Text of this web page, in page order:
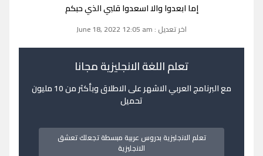
إما ابعدوا والا اسعدوا قلبي الذي حبكم
اخر تعديل : June 18, 2022 12:05 am
تعلم اللغة الانجليزية مجانا
مع البرنامج العربي الاشهر على الاطلاق وبأكثر من 10 مليون
تحميل
تعلم الانجليزية بدروس عربية مبسطة تجعلك تعشق
الانجليزية